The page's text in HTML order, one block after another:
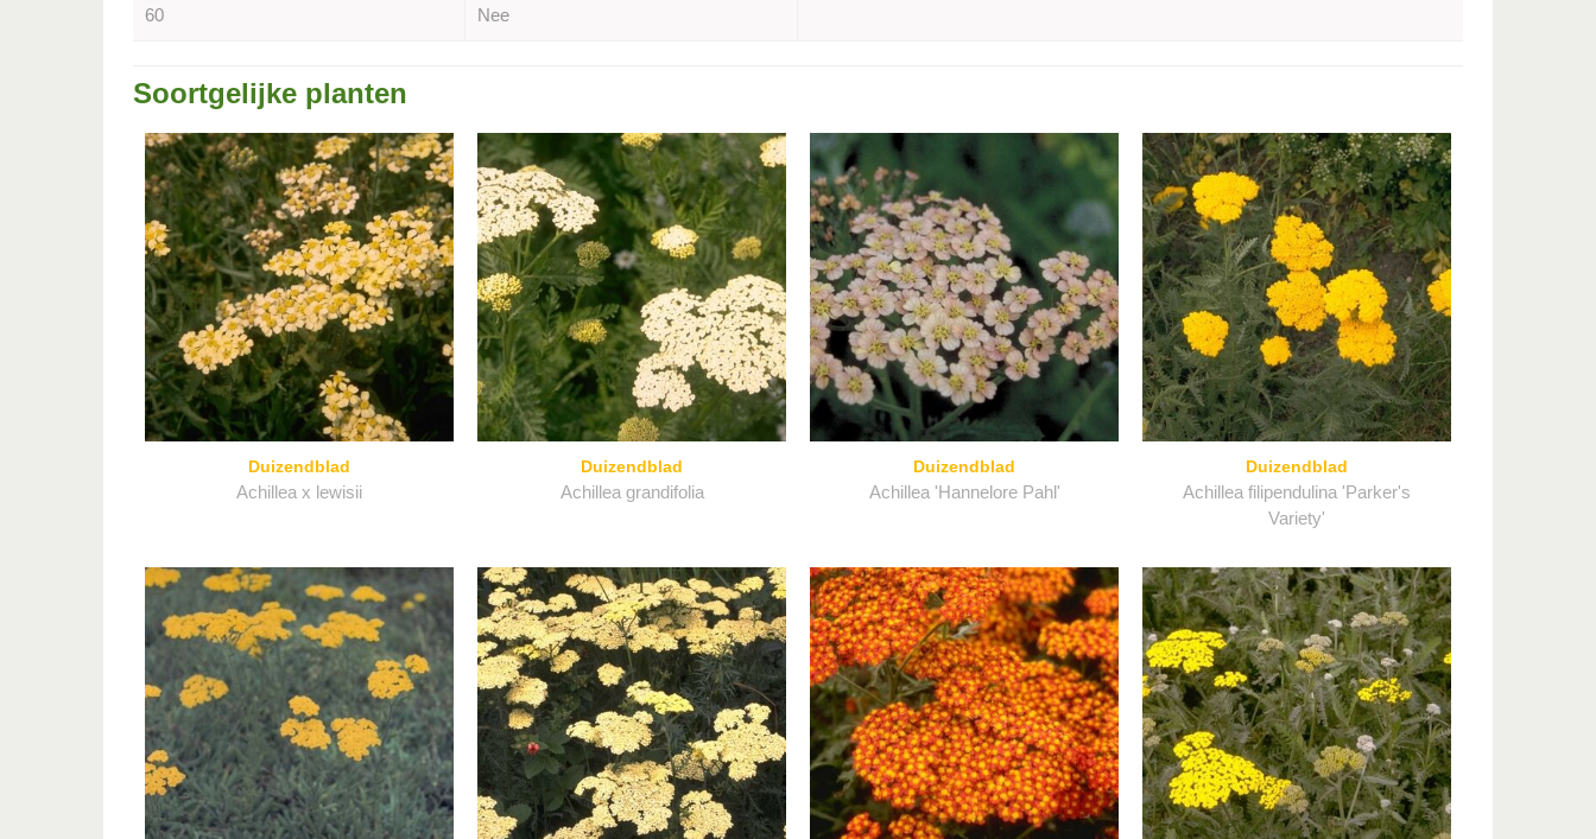
60
Nee
Soortgelijke planten
Duizendblad
Achillea x lewisii
Duizendblad
Achillea grandifolia
Duizendblad
Achillea 'Hannelore Pahl'
Duizendblad
Achillea filipendulina 'Parker's
Variety'